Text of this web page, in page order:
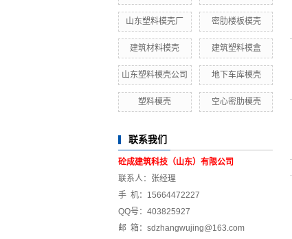
山东塑料模壳厂 密肋楼板模壳
建筑材料模壳 建筑塑料模盒
山东塑料模壳公司 地下车库模壳
塑料模壳 空心密肋模壳
联系我们
砼成建筑科技（山东）有限公司
联系人：张经理
手 机：15664472227
QQ号：403825927
邮 箱：sdzhangwujing@163.com